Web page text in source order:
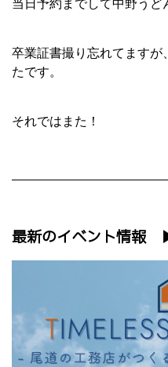
当日予約までして中野うど
卒業証書撮り忘れてますが
たです。
それではまた！
最新のイベント情